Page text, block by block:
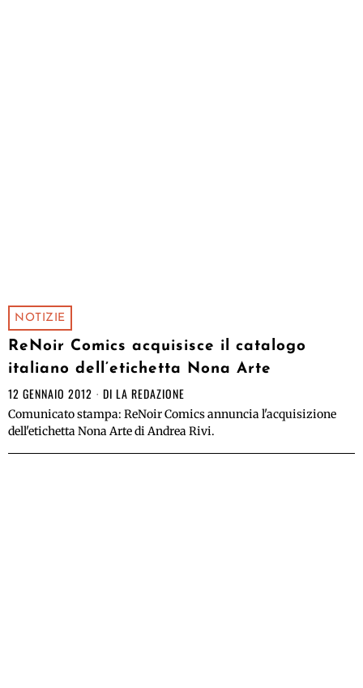
NOTIZIE
ReNoir Comics acquisisce il catalogo
italiano dell’etichetta Nona Arte
12 GENNAIO 2012 DI LA REDAZIONE
Comunicato stampa: ReNoir Comics annuncia l'acquisizione
dell'etichetta Nona Arte di Andrea Rivi.